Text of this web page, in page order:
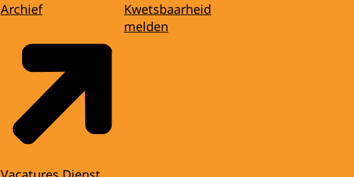
Archief
Kwetsbaarheid
melden